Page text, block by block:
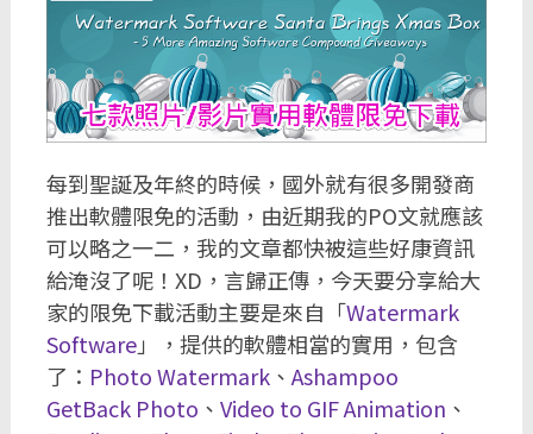
每到聖誕及年終的時候，國外就有很多開發商
推出軟體限免的活動，由近期我的PO文就應該
可以略之一二，我的文章都快被這些好康資訊
給淹沒了呢！XD，言歸正傳，今天要分享給大
家的限免下載活動主要是來自「Watermark
Software」，提供的軟體相當的實用，包含
了： Photo Watermark、 Ashampoo
GetBack Photo 、 Video to GIF Animation 、